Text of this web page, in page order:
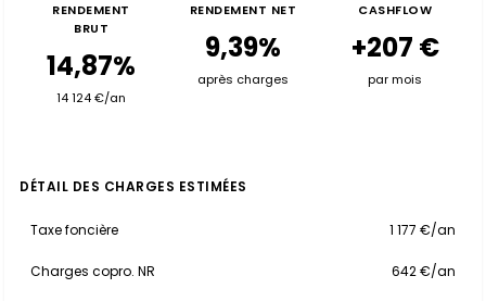
RENDEMENT
BRUT
14,87%
14 124 €/an
RENDEMENT NET
9,39%
après charges
CASHFLOW
+207 €
par mois
DÉTAIL DES CHARGES ESTIMÉES
Taxe foncière 1 177 €/an
Charges copro. NR 642 €/an